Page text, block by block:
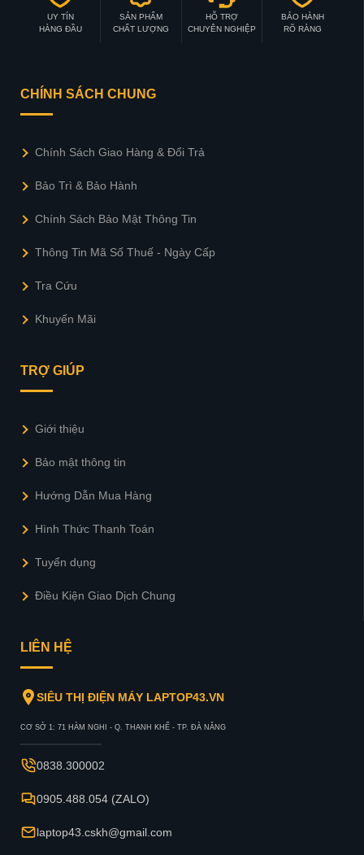
UY TÍN
HÀNG ĐẦU
SẢN PHẨM
CHẤT LƯỢNG
HỖ TRỢ
CHUYÊN NGHIỆP
BẢO HÀNH
RÕ RÀNG
CHÍNH SÁCH CHUNG
Chính Sách Giao Hàng & Đổi Trả
Bảo Trì & Bảo Hành
Chính Sách Bảo Mật Thông Tin
Thông Tin Mã Số Thuế - Ngày Cấp
Tra Cứu
Khuyến Mãi
TRỢ GIÚP
Giới thiệu
Bảo mật thông tin
Hướng Dẫn Mua Hàng
Hình Thức Thanh Toán
Tuyển dụng
Điều Kiện Giao Dịch Chung
LIÊN HỆ
SIÊU THỊ ĐIỆN MÁY LAPTOP43.VN
CƠ SỞ 1: 71 HÀM NGHI - Q. THANH KHẾ - TP. ĐÀ NẴNG
0838.300002
0905.488.054 (ZALO)
laptop43.cskh@gmail.com